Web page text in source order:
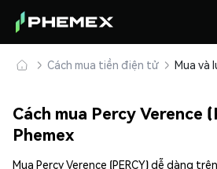
Cách mua tiền điện tử
Cách mua Percy Verence
Phemex
Mua Percy Verence (PERCY) dễ dàng